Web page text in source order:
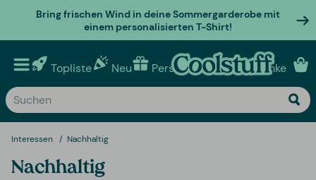
Bring frischen Wind in deine Sommergarderobe mit
einem personalisierten T-Shirt!
Topliste Neu Personalisierte geschenke
Interessen Nachhaltig
Nachhaltig